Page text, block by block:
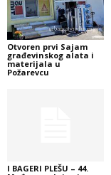
Otvoren prvi Sajam
građevinskog alata i
materijala u
Požarevcu
I BAGERI PLEŠU – 44.